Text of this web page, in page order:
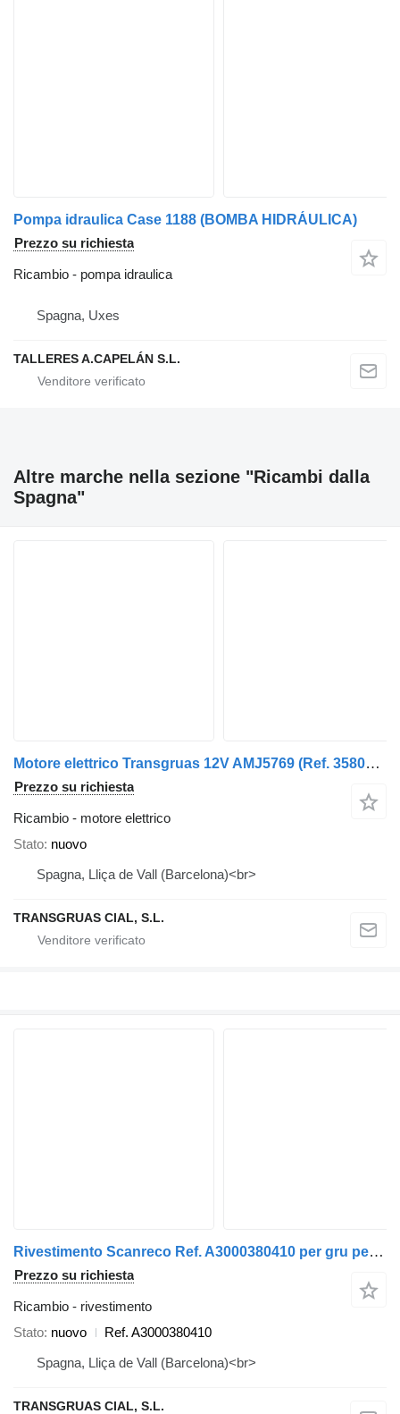
Pompa idraulica Case 1188 (BOMBA HIDRÁULICA)
Prezzo su richiesta
Ricambio - pompa idraulica
Spagna, Uxes
TALLERES A.CAPELÁN S.L.
Altre marche nella sezione "Ricambi dalla
Spagna"
Motore elettrico Transgruas 12V AMJ5769 (Ref. 358049) per gru per autocarro
Prezzo su richiesta
Ricambio - motore elettrico
Stato nuovo
Spagna, Lliça de Vall (Barcelona)<br>
TRANSGRUAS CIAL, S.L.
Rivestimento Scanreco Ref. A3000380410 per gru per autocarro
Prezzo su richiesta
Ricambio - rivestimento
Stato nuovo
Ref. A3000380410
Spagna, Lliça de Vall (Barcelona)<br>
TRANSGRUAS CIAL, S.L.